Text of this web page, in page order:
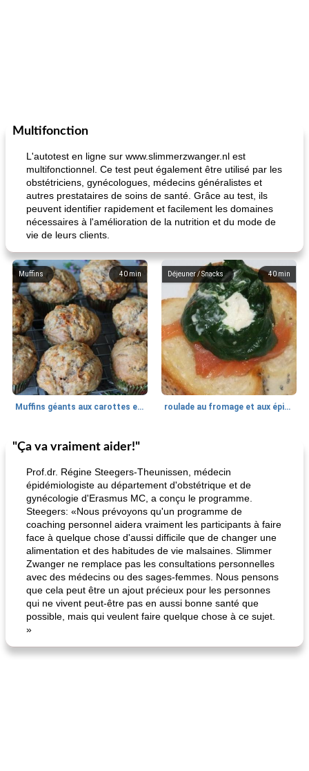
Multifonction
L'autotest en ligne sur www.slimmerzwanger.nl est
multifonctionnel. Ce test peut également être utilisé par les
obstétriciens, gynécologues, médecins généralistes et
autres prestataires de soins de santé. Grâce au test, ils
peuvent identifier rapidement et facilement les domaines
nécessaires à l'amélioration de la nutrition et du mode de
vie de leurs clients.
40 min
Muffins
Muffins géants aux carottes et à la banane de Nif
40 min
Déjeuner / Snacks
roulade au fromage et aux épinards
30min
Marques de confiance: recettes et
astuces
fiesta tostadas le méga's jopp joes
"Ça va vraiment aider!"
Prof.dr. Régine Steegers-Theunissen, médecin
épidémiologiste au département d'obstétrique et de
gynécologie d'Erasmus MC, a conçu le programme.
Steegers: «Nous prévoyons qu'un programme de
coaching personnel aidera vraiment les participants à faire
face à quelque chose d'aussi difficile que de changer une
alimentation et des habitudes de vie malsaines. Slimmer
Zwanger ne remplace pas les consultations personnelles
avec des médecins ou des sages-femmes. Nous pensons
que cela peut être un ajout précieux pour les personnes
qui ne vivent peut-être pas en aussi bonne santé que
possible, mais qui veulent faire quelque chose à ce sujet.
»